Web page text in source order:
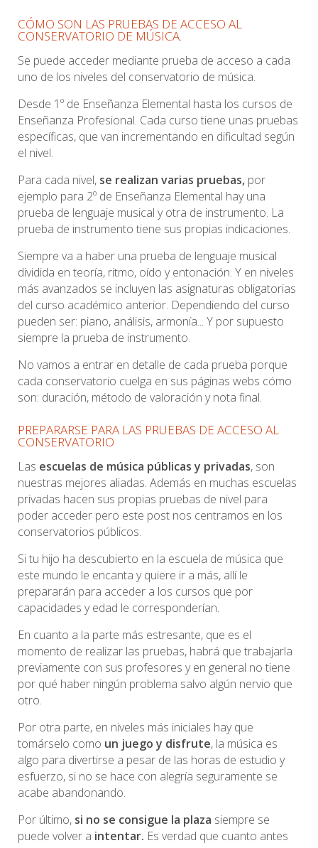
CÓMO SON LAS PRUEBAS DE ACCESO AL
CONSERVATORIO DE MÚSICA.
Se puede acceder mediante prueba de acceso a cada
uno de los niveles del conservatorio de música.
Desde 1º de Enseñanza Elemental hasta los cursos de
Enseñanza Profesional. Cada curso tiene unas pruebas
específicas, que van incrementando en dificultad según
el nivel.
Para cada nivel, se realizan varias pruebas, por
ejemplo para 2º de Enseñanza Elemental hay una
prueba de lenguaje musical y otra de instrumento. La
prueba de instrumento tiene sus propias indicaciones.
Siempre va a haber una prueba de lenguaje musical
dividida en teoría, ritmo, oído y entonación. Y en niveles
más avanzados se incluyen las asignaturas obligatorias
del curso académico anterior. Dependiendo del curso
pueden ser: piano, análisis, armonía... Y por supuesto
siempre la prueba de instrumento.
No vamos a entrar en detalle de cada prueba porque
cada conservatorio cuelga en sus páginas webs cómo
son: duración, método de valoración y nota final.
PREPARARSE PARA LAS PRUEBAS DE ACCESO AL
CONSERVATORIO
Las escuelas de música públicas y privadas, son
nuestras mejores aliadas. Además en muchas escuelas
privadas hacen sus propias pruebas de nivel para
poder acceder pero este post nos centramos en los
conservatorios públicos.
Si tu hijo ha descubierto en la escuela de música que
este mundo le encanta y quiere ir a más, allí le
prepararán para acceder a los cursos que por
capacidades y edad le corresponderían.
En cuanto a la parte más estresante, que es el
momento de realizar las pruebas, habrá que trabajarla
previamente con sus profesores y en general no tiene
por qué haber ningún problema salvo algún nervio que
otro.
Por otra parte, en niveles más iniciales hay que
tomárselo como un juego y disfrute, la música es
algo para divertirse a pesar de las horas de estudio y
esfuerzo, si no se hace con alegría seguramente se
acabe abandonando.
Por último, si no se consigue la plaza siempre se
puede volver a intentar. Es verdad que cuanto antes